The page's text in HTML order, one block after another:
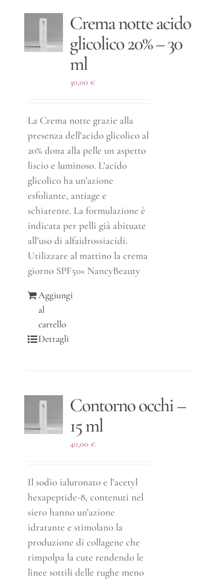
Crema notte acido
glicolico 20% – 30
ml
30,00 €
La Crema notte grazie alla
presenza dell’acido glicolico al
20% dona alla pelle un aspetto
liscio e luminoso. L’acido
glicolico ha un’azione
esfoliante, antiage e
schiarente. La formulazione è
indicata per pelli già abituate
all’uso di alfaidrossiacidi.
Utilizzare al mattino la crema
giorno SPF50+ NancyBeauty
Aggiungi
al
carrello
Dettagli
Contorno occhi –
15 ml
40,00 €
Il sodio ialuronato e l’acetyl
hexapeptide-8, contenuti nel
siero hanno un’azione
idratante e stimolano la
produzione di collagene che
rimpolpa la cute rendendo le
linee sottili delle rughe meno